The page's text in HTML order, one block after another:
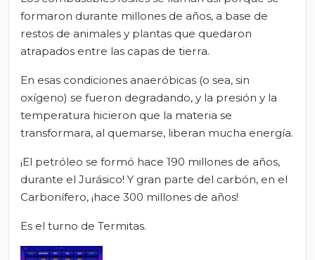
formaron durante millones de años, a base de
restos de animales y plantas que quedaron
atrapados entre las capas de tierra.
En esas condiciones anaeróbicas (o sea, sin
oxígeno) se fueron degradando, y la presión y la
temperatura hicieron que la materia se
transformara, al quemarse, liberan mucha energía.
¡El petróleo se formó hace 190 millones de años,
durante el Jurásico! Y gran parte del carbón, en el
Carbonífero, ¡hace 300 millones de años!
Es el turno de Termitas.